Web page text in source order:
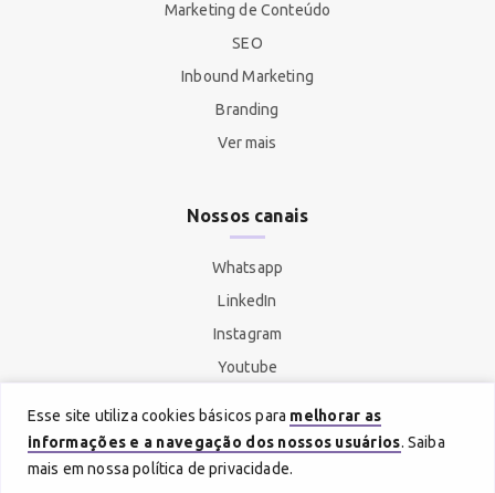
Marketing de Conteúdo
SEO
Inbound Marketing
Branding
Ver mais
Nossos canais
Whatsapp
LinkedIn
Instagram
Youtube
Esse site utiliza cookies básicos para melhorar as
informações e a navegação dos nossos usuários. Saiba
mais em nossa política de privacidade.